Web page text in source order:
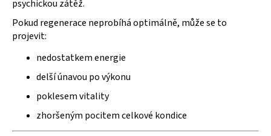
psychickou zátěž.
Pokud regenerace neprobíhá optimálně, může se to
projevit:
nedostatkem energie
delší únavou po výkonu
poklesem vitality
zhoršeným pocitem celkové kondice